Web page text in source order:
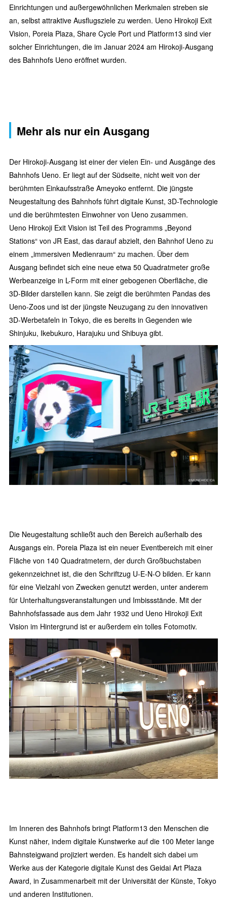
Einrichtungen und außergewöhnlichen Merkmalen streben sie
an, selbst attraktive Ausflugsziele zu werden. Ueno Hirokoji Exit
Vision, Poreia Plaza, Share Cycle Port und Platform13 sind vier
solcher Einrichtungen, die im Januar 2024 am Hirokoji-Ausgang
des Bahnhofs Ueno eröffnet wurden.
Mehr als nur ein Ausgang
Der Hirokoji-Ausgang ist einer der vielen Ein- und Ausgänge des
Bahnhofs Ueno. Er liegt auf der Südseite, nicht weit von der
berühmten Einkaufsstraße Ameyoko entfernt. Die jüngste
Neugestaltung des Bahnhofs führt digitale Kunst, 3D-Technologie
und die berühmtesten Einwohner von Ueno zusammen.
Ueno Hirokoji Exit Vision ist Teil des Programms „Beyond
Stations“ von JR East, das darauf abzielt, den Bahnhof Ueno zu
einem „immersiven Medienraum“ zu machen. Über dem
Ausgang befindet sich eine neue etwa 50 Quadratmeter große
Werbeanzeige in L-Form mit einer gebogenen Oberfläche, die
3D-Bilder darstellen kann. Sie zeigt die berühmten Pandas des
Ueno-Zoos und ist der jüngste Neuzugang zu den innovativen
3D-Werbetafeln in Tokyo, die es bereits in Gegenden wie
Shinjuku, Ikebukuro, Harajuku und Shibuya gibt.
Die Neugestaltung schließt auch den Bereich außerhalb des
Ausgangs ein. Poreia Plaza ist ein neuer Eventbereich mit einer
Fläche von 140 Quadratmetern, der durch Großbuchstaben
gekennzeichnet ist, die den Schriftzug U-E-N-O bilden. Er kann
für eine Vielzahl von Zwecken genutzt werden, unter anderem
für Unterhaltungsveranstaltungen und Imbissstände. Mit der
Bahnhofsfassade aus dem Jahr 1932 und Ueno Hirokoji Exit
Vision im Hintergrund ist er außerdem ein tolles Fotomotiv.
Im Inneren des Bahnhofs bringt Platform13 den Menschen die
Kunst näher, indem digitale Kunstwerke auf die 100 Meter lange
Bahnsteigwand projiziert werden. Es handelt sich dabei um
Werke aus der Kategorie digitale Kunst des Geidai Art Plaza
Award, in Zusammenarbeit mit der Universität der Künste, Tokyo
und anderen Institutionen.